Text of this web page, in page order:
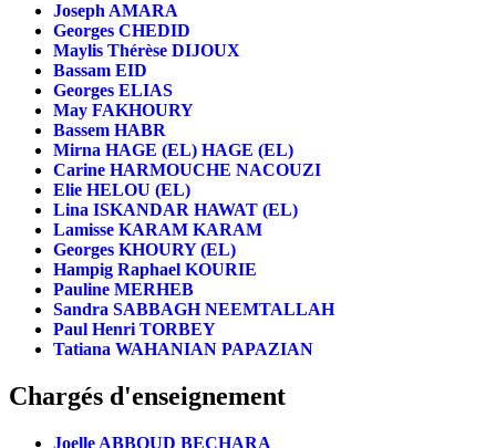
Joseph AMARA
Georges CHEDID
Maylis Thérèse DIJOUX
Bassam EID
Georges ELIAS
May FAKHOURY
Bassem HABR
Mirna HAGE (EL) HAGE (EL)
Carine HARMOUCHE NACOUZI
Elie HELOU (EL)
Lina ISKANDAR HAWAT (EL)
Lamisse KARAM KARAM
Georges KHOURY (EL)
Hampig Raphael KOURIE
Pauline MERHEB
Sandra SABBAGH NEEMTALLAH
Paul Henri TORBEY
Tatiana WAHANIAN PAPAZIAN
Chargés d'enseignement
Joelle ABBOUD BECHARA